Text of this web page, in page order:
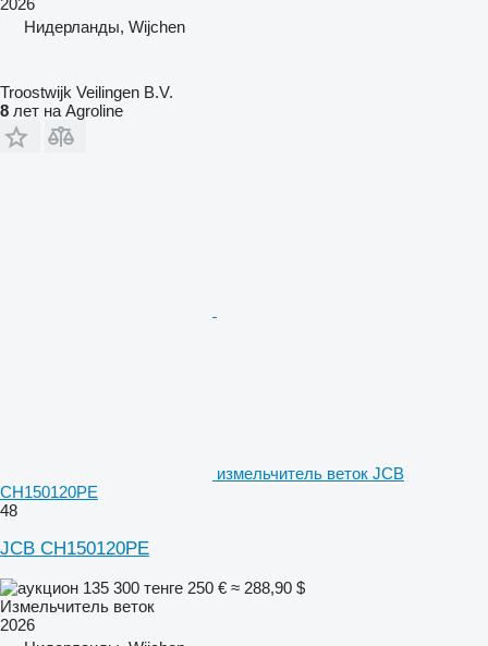
Нидерланды, Wijchen
Troostwijk Veilingen B.V.
8 лет на Agroline
измельчитель веток JCB
CH150120PE
48
JCB CH150120PE
135 300 тенге 250 € ≈ 288,90 $
Измельчитель веток
2026